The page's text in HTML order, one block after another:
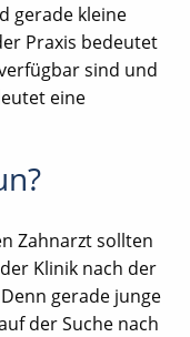
gerade kleine
Praxis bedeutet
sind und
eine
Zahnarzt sollten
Klinik nach der
gerade junge
der Suche nach